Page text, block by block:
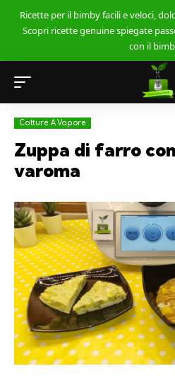
Ricette per il bimby facili e veloci,
Scopri ricette genuine spiegate
con il
Cotture A Vapore
Zuppa di farro
varoma